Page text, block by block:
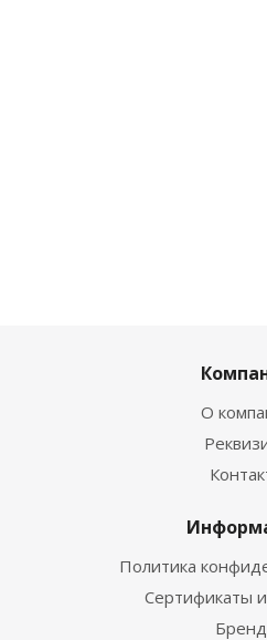
О
Политика
Сертификаты